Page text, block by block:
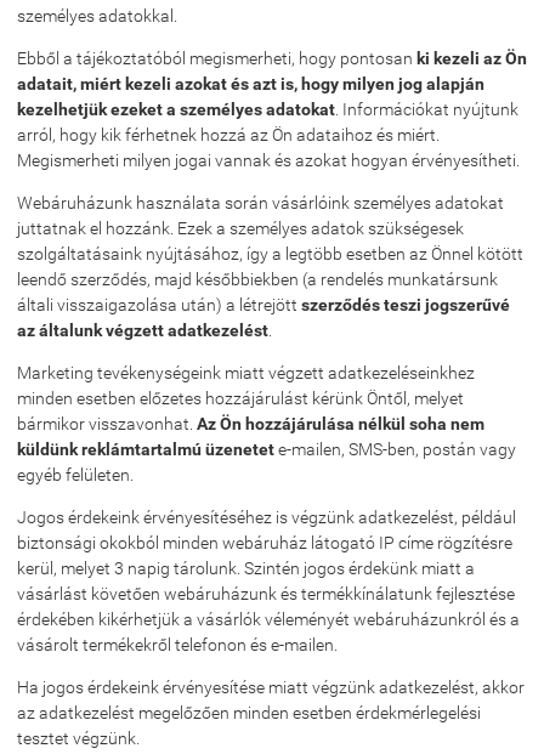
személyes adatokkal.
Ebből a tájékoztatóból megismerheti, hogy pontosan ki kezeli az Ön
adatait, miért kezeli azokat és azt is, hogy milyen jog alapján
kezelhetjük ezeket a személyes adatokat . Információkat nyújtunk
arról, hogy kik férhetnek hozzá az Ön adataihoz és miért.
Megismerheti milyen jogai vannak és azokat hogyan érvényesítheti.
Webáruházunk használata során vásárlóink személyes adatokat
juttatnak el hozzánk. Ezek a személyes adatok szükségesek
szolgáltatásaink nyújtásához, így a legtöbb esetben az Önnel kötött
leendő szerződés, majd későbbiekben (a rendelés munkatársunk
általi visszaigazolása után) a létrejött szerződés teszi jogszerűvé
az általunk végzett adatkezelést
Marketing tevékenységeink miatt végzett adatkezeléseinkhez
minden esetben előzetes hozzájárulást kérünk Öntől, melyet
bármikor visszavonhat. Az Ön hozzájárulása nélkül soha nem
küldünk reklámtartalmú üzenetete-mailen, SMS-ben, postán vagy
egyéb felületen.
Jogos érdekeink érvényesítéséhez is végzünk adatkezelést, például
biztonsági okokból minden webáruház látogató IP címe rögzítésre
kerül, melyet 3 napig tárolunk. Szintén jogos érdekünk miatt a
vásárlást követően webáruházunk és termékkínálatunk fejlesztése
érdekében kikérhetjük a vásárlók véleményét webáruházunkról és a
vásárolt termékekről telefonon és e-mailen.
Ha jogos érdekeink érvényesítése miatt végzünk adatkezelést, akkor
az adatkezelést megelőzően minden esetben érdekmérlegelési
tesztet végzünk.